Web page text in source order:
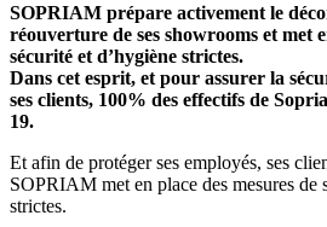
SOPRIAM prépare activement le
réouverture de ses showrooms et met
sécurité et d’hygiène strictes.
Dans cet esprit, et pour assurer la
ses clients, 100% des effectifs de
19.
Et afin de protéger ses employés, ses
SOPRIAM met en place des mesures de
strictes.